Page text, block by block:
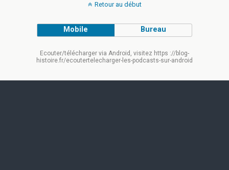
Retour au début
Mobile Bureau
Ecouter/télécharger via Android, visitez https ://blog-
histoire.fr/ecoutertelecharger-les-podcasts-sur-android